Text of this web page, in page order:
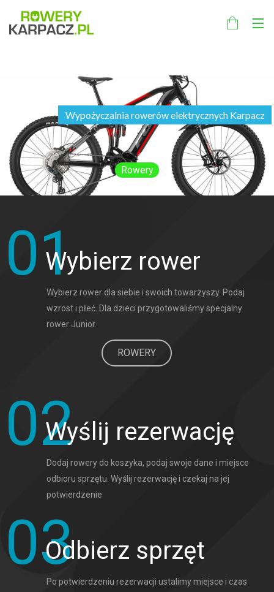
Rowery
Wypożyczalnia rowerów elektrycznych Karpacz
01Wybierz rower
Wybierz rower dla siebie i swoich towarzyszy. Podaj
wzrost i płeć. Dla dzieci przygotowaliśmy specjalny
rower Junior.
ROWERY
02Wyślij rezerwację
Dodaj rowery do koszyka, podaj swoje dane i miejsce
odbioru sprzętu. Wyślij rezerwację i czekaj na jej
potwierdzenie
03Odbierz sprzęt
Po potwierdzeniu rezerwacji ustalimy miejsce i czas